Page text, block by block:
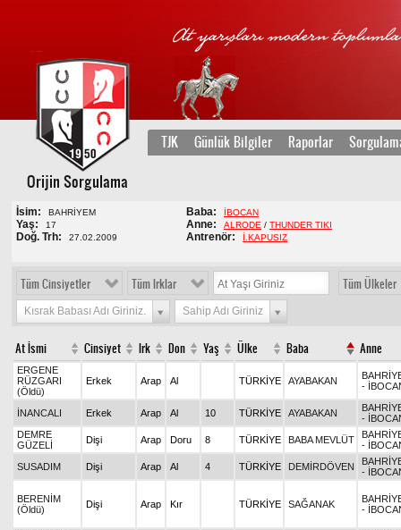
TJK Günlük Bilgiler Raporlar
Orijin Sorgulama
İsim: BAHRİYEM
Yaş: 17
Doğ. Trh: 27.02.2009
Baba: İBOCAN
Anne: ALRODE / THUNDER TIKI
Antrenör: İ.KAPUSIZ
Tüm Cinsiyetler Tüm Irklar Tüm Ülkeler
Kısrak Babası Adı Giriniz. Sahip Adı Giriniz
At İsmi Cinsiyet Irk Don Yaş Ülke Baba Anne
ERGENE
RÜZGARI
(Öldü)
Erkek Arap Al TÜRKİYE AYABAKAN
-
İNANCALI Erkek Arap Al 10 TÜRKİYE AYABAKAN
-
DEMRE
GÜZELİ
Dişi Arap Doru 8 TÜRKİYE BABA MEVLÜT
-
SUSADIM
Dişi Arap Al 4 TÜRKİYE DEMİRDÖVEN
-
BERENİM
(Öldü)
Dişi Arap Kır TÜRKİYE SAĞANAK
-